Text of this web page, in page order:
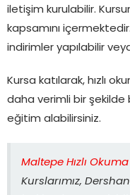
iletişim kurulabilir.
kapsamını
indirimler yapılabilir
Kursa katılarak, hızlı
daha verimli bir şekilde
eğitim alabilirsiniz.
Maltepe Hızlı
Kurslarımız,